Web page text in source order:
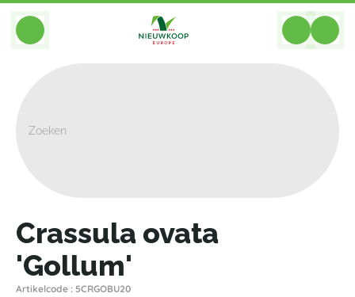
BACK
Crassula ovata
'Gollum'
Artikelcode : 5CRGOBU20